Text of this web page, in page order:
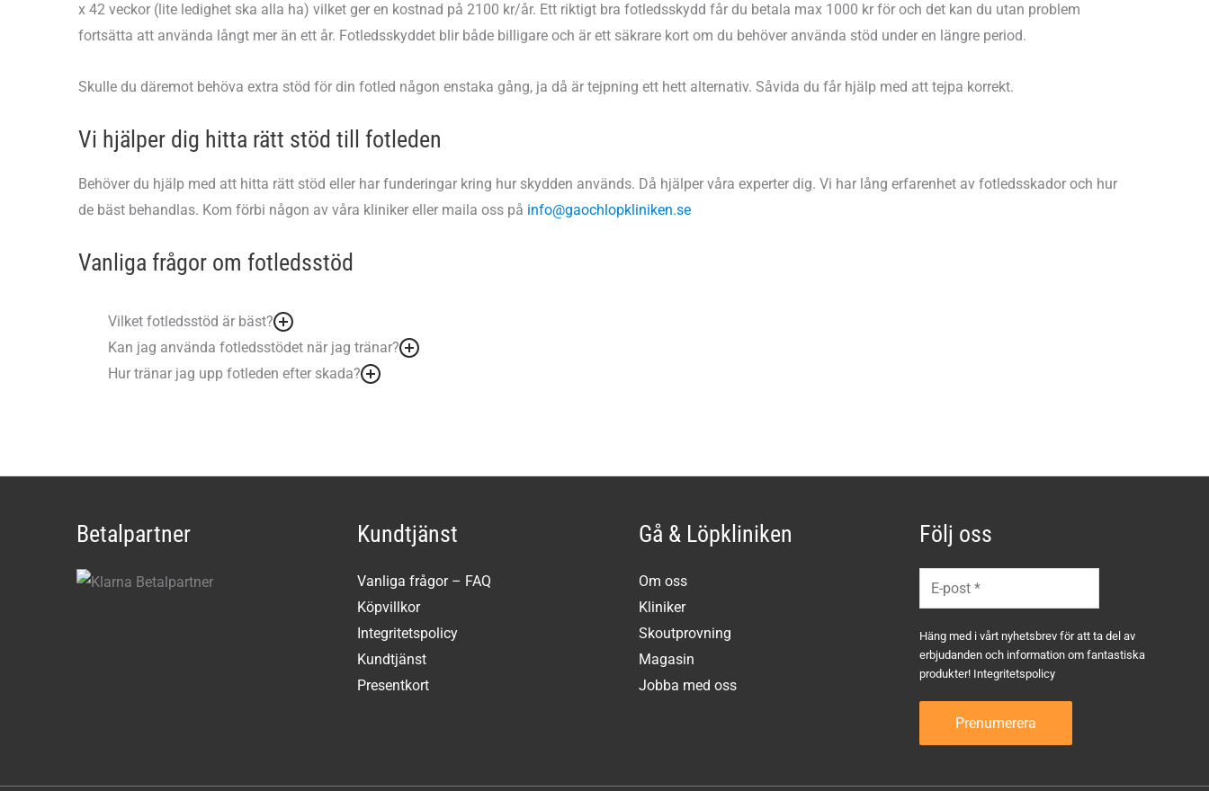
x 42 veckor (lite ledighet ska alla ha) vilket ger en kostnad på 2100 kr/år. Ett riktigt bra fotledsskydd får du betala max 1000 kr för och det kan du utan problem
fortsätta att använda långt mer än ett år. Fotledsskyddet blir både billigare och är ett säkrare kort om du behöver använda stöd under en längre period.
Skulle du däremot behöva extra stöd för din fotled någon enstaka gång, ja då är tejpning ett hett alternativ. Såvida du får hjälp med att tejpa korrekt.
Vi hjälper dig hitta rätt stöd till fotleden
Behöver du hjälp med att hitta rätt stöd eller har funderingar kring hur skydden används. Då hjälper våra experter dig. Vi har lång erfarenhet av fotledsskador och hur
de bäst behandlas. Kom förbi någon av våra kliniker eller maila oss på info@gaochlopkliniken.se
Vanliga frågor om fotledsstöd
Vilket fotledsstöd är bäst?
Kan jag använda fotledsstödet när jag tränar?
Hur tränar jag upp fotleden efter skada?
Betalpartner Kundtjänst
Vanliga frågor – FAQ
Köpvillkor
Integritetspolicy
Kundtjänst
Presentkort
Gå & Löpkliniken
Om oss
Kliniker
Skoutprovning
Magasin
Jobba med oss
Följ oss
Häng med i vårt nyhetsbrev för att ta del av
erbjudanden och information om fantastiska
produkter! Integritetspolicy